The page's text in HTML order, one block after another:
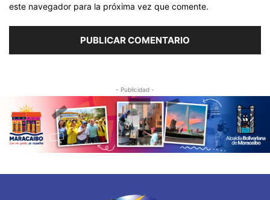
este navegador para la próxima vez que comente.
- Publicidad -